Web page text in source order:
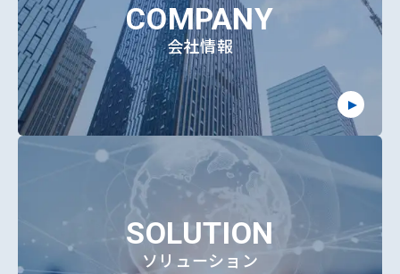
COMPANY
会社情報
SOLUTION
ソリューション